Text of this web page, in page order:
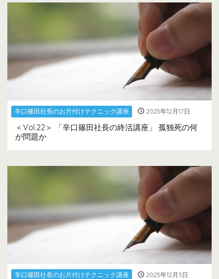
辛口篠田社長のお片付けテクニック講座 2025年12月17日
＜Vol.22＞ 「辛口篠田社長の終活講座」 孤独死の何
が問題か
辛口篠田社長のお片付けテクニック講座 2025年12月3日